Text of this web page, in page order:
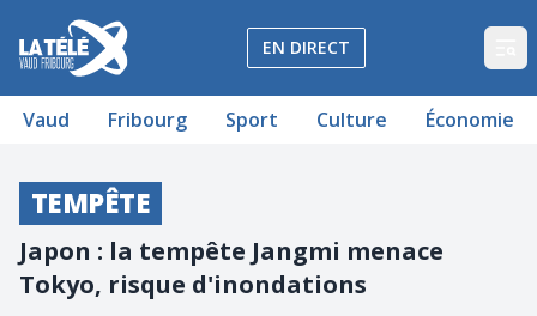
La Télé - Télévision régionale Vaud et Fribourg
EN DIRECT
Vaud Fribourg Sport Culture Économie
TEMPÊTE
Japon : la tempête Jangmi menace
Tokyo, risque d'inondations